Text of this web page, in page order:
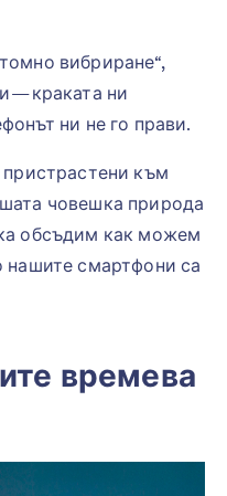
вибриране“,
— краката ни
ни не го прави.
към
човешка природа
обсъдим как можем
нашите смартфони са
времева